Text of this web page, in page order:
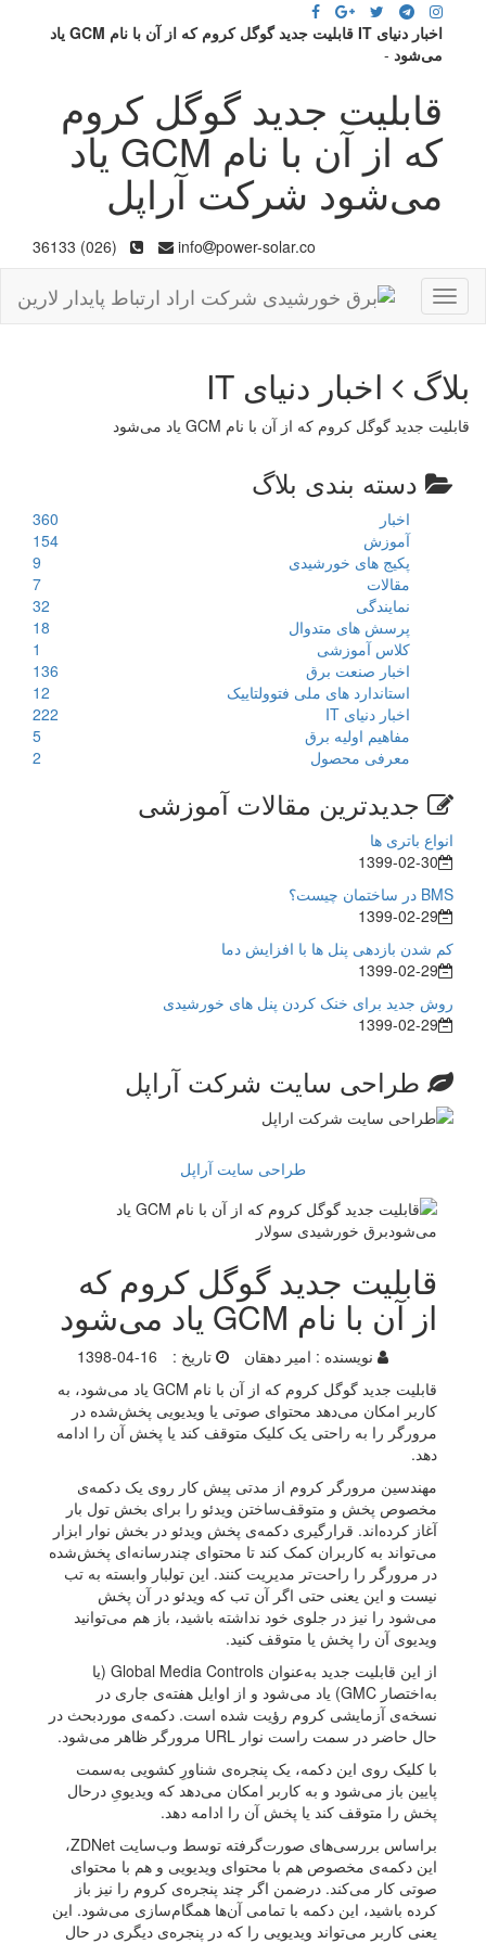
اخبار دنیای IT قابلیت جدید گوگل کروم که از آن با نام GCM یاد
می‌شود -
قابلیت جدید گوگل کروم
که از آن با نام GCM یاد
می‌شود شرکت آراپل
info power-solar.co
(026) 36133
Toggle
navigation
بلاگ اخبار دنیای IT
قابلیت جدید گوگل کروم که از آن با نام GCM یاد می‌شود
دسته بندی بلاگ
اخبار
360
آموزش
154
پکیج های خورشیدی
9
مقالات
7
نمایندگی
32
پرسش های متدوال
18
کلاس آموزشی
1
اخبار صنعت برق
136
استاندارد های ملی فتوولتاییک
12
اخبار دنیای IT
222
مفاهیم اولیه برق
5
معرفی محصول
2
جدیدترین مقالات آموزشی
انواع باتری ها
1399-02-30
BMS در ساختمان چیست؟
1399-02-29
کم شدن بازدهی پنل ها با افزایش دما
1399-02-29
روش جدید برای خنک کردن پنل های خورشیدی
1399-02-29
طراحی سایت شرکت آراپل
طراحی سایت آراپل
قابلیت جدید گوگل کروم که
از آن با نام GCM یاد می‌شود
نویسنده : امیر دهقان تاریخ :
1398-04-16
قابلیت جدید گوگل کروم که از آن با نام GCM یاد می‌شود، به
کاربر امکان می‌دهد محتوای صوتی یا ویدیویی پخش‌شده در
مرورگر را به‌ راحتی یک کلیک متوقف کند یا پخش آن را ادامه
دهد.
مهندسین مرورگر کروم از مدتی پیش کار روی یک دکمه‌ی
مخصوص پخش و متوقف‌ساختن ویدئو را برای بخش تول بار
آغاز کرده‌اند. قرارگیری دکمه‌ی پخش ویدئو در بخش نوار ابزار
می‌تواند به کاربران کمک کند تا محتوای چندرسانه‌ای پخش‌شده
در مرورگر را راحت‌تر مدیریت کنند. این تولبار وابسته به تب
نیست و این یعنی حتی اگر آن تب که ویدئو در آن پخش
می‌شود را نیز در جلوی خود نداشته باشید، باز هم می‌توانید
ویدیوی آن را پخش یا متوقف کنید.
از این قابلیت جدید به‌عنوان Global Media Controls (یا
به‌اختصار GMC) یاد می‌شود و از اوایل هفته‌ی جاری در
نسخه‌ی آزمایشی کروم رؤیت شده است. دکمه‌ی موردبحث در
حال حاضر در سمت راست نوار URL مرورگر ظاهر می‌شود.
با کلیک روی این دکمه، یک پنجره‌ی شناورِ کشویی به‌سمت
پایین باز می‌شود و به کاربر امکان می‌دهد که ویدیویِ درحال
پخش را متوقف کند یا پخش آن را ادامه دهد.
براساس بررسی‌های صورت‌گرفته توسط وب‌سایت ZDNet،
این دکمه‌ی مخصوص هم با محتوای ویدیویی و هم با محتوای
صوتی کار می‌کند. درضمن اگر چند پنجره‌ی کروم را نیز باز
کرده باشید، این دکمه با تمامی آن‌ها همگام‌سازی می‌شود. این
یعنی کاربر می‌تواند ویدیویی را که در پنجره‌ی دیگری در حال